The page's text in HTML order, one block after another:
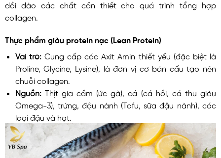
dồi dào các chất cần thiết cho quá trình tổng hợp
collagen.
Thực phẩm giàu protein nạc (Lean Protein)
Vai trò:Cung cấp các Axit Amin thiết yếu (đặc biệt là
Proline, Glycine, Lysine), là đơn vị cơ bản cấu tạo nên
chuỗi collagen.
Nguồn: Thịt gia cầm (ức gà), cá (cá hồi, cá thu giàu
Omega-3), trứng, đậu nành (Tofu, sữa đậu nành), các
loại đậu và hạt.